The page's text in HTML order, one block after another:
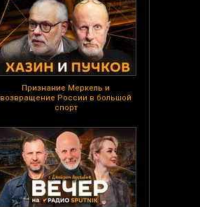
Признание Меркель и
возвращение России в большой
спорт